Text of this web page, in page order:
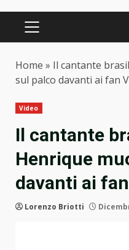
PRIMARY
Home » Il cantante
sul palco davanti ai fan
Video
Il cantante
Henrique
davanti ai fan
Lorenzo Briotti